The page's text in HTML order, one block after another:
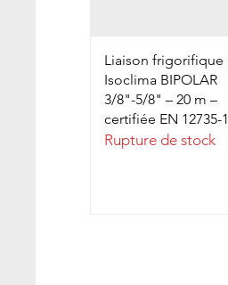
Liaison frigorifique
Isoclima BIPOLAR
3/8"-5/8" – 20 m –
certifiée EN 12735-1
Rupture de stock